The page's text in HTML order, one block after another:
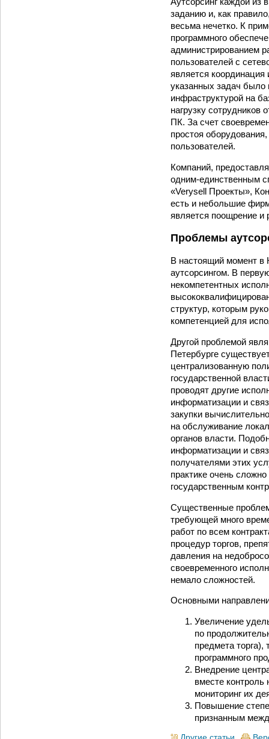
заданию и, как
весьма нечетко. К
программного
администрированием
пользователей с
является
указанных задач было
инфраструктурой на
нагрузку сотрудников
ПК. За счет
простоя
пользователей.
Компаний,
одним-единственным
«Verysell Проекты»,
есть и небольшие
является поощрение и
Проблемы
В настоящий момент в
аутсорсингом. В
некомпетентных
структур, которым
компетенцией для
Другой проблемой
Петербурге
централизованную
государственной
проводят другие
информатизации и
закупки
на обслуживание
органов власти.
информатизации и
получателями этих
практике очень
государственным
Существенные
требующей много
работ по всем
процедур торгов,
давления на
своевременного
немало сложностей.
Основными
Увеличение
по
предмета торга),
программного
Внедрение
вместе
мониторинг их
Повышение
признанным